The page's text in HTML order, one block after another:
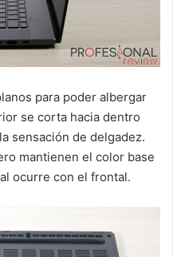
para poder albergar
se corta hacia dentro
sensación de delgadez.
mantienen el color base
ocurre con el frontal.